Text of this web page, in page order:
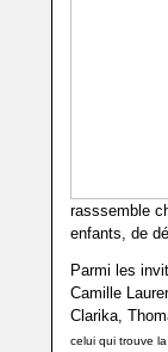
rasssemble
enfants, de
Parmi les
Camille
Clarika,
celui qui trouve